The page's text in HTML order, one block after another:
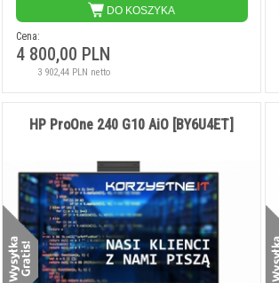
DO KOSZYKA
Cena:
4 800,00 PLN
3 902,44 PLN netto
HP ProOne 240 G10 AiO [BY6U4ET]